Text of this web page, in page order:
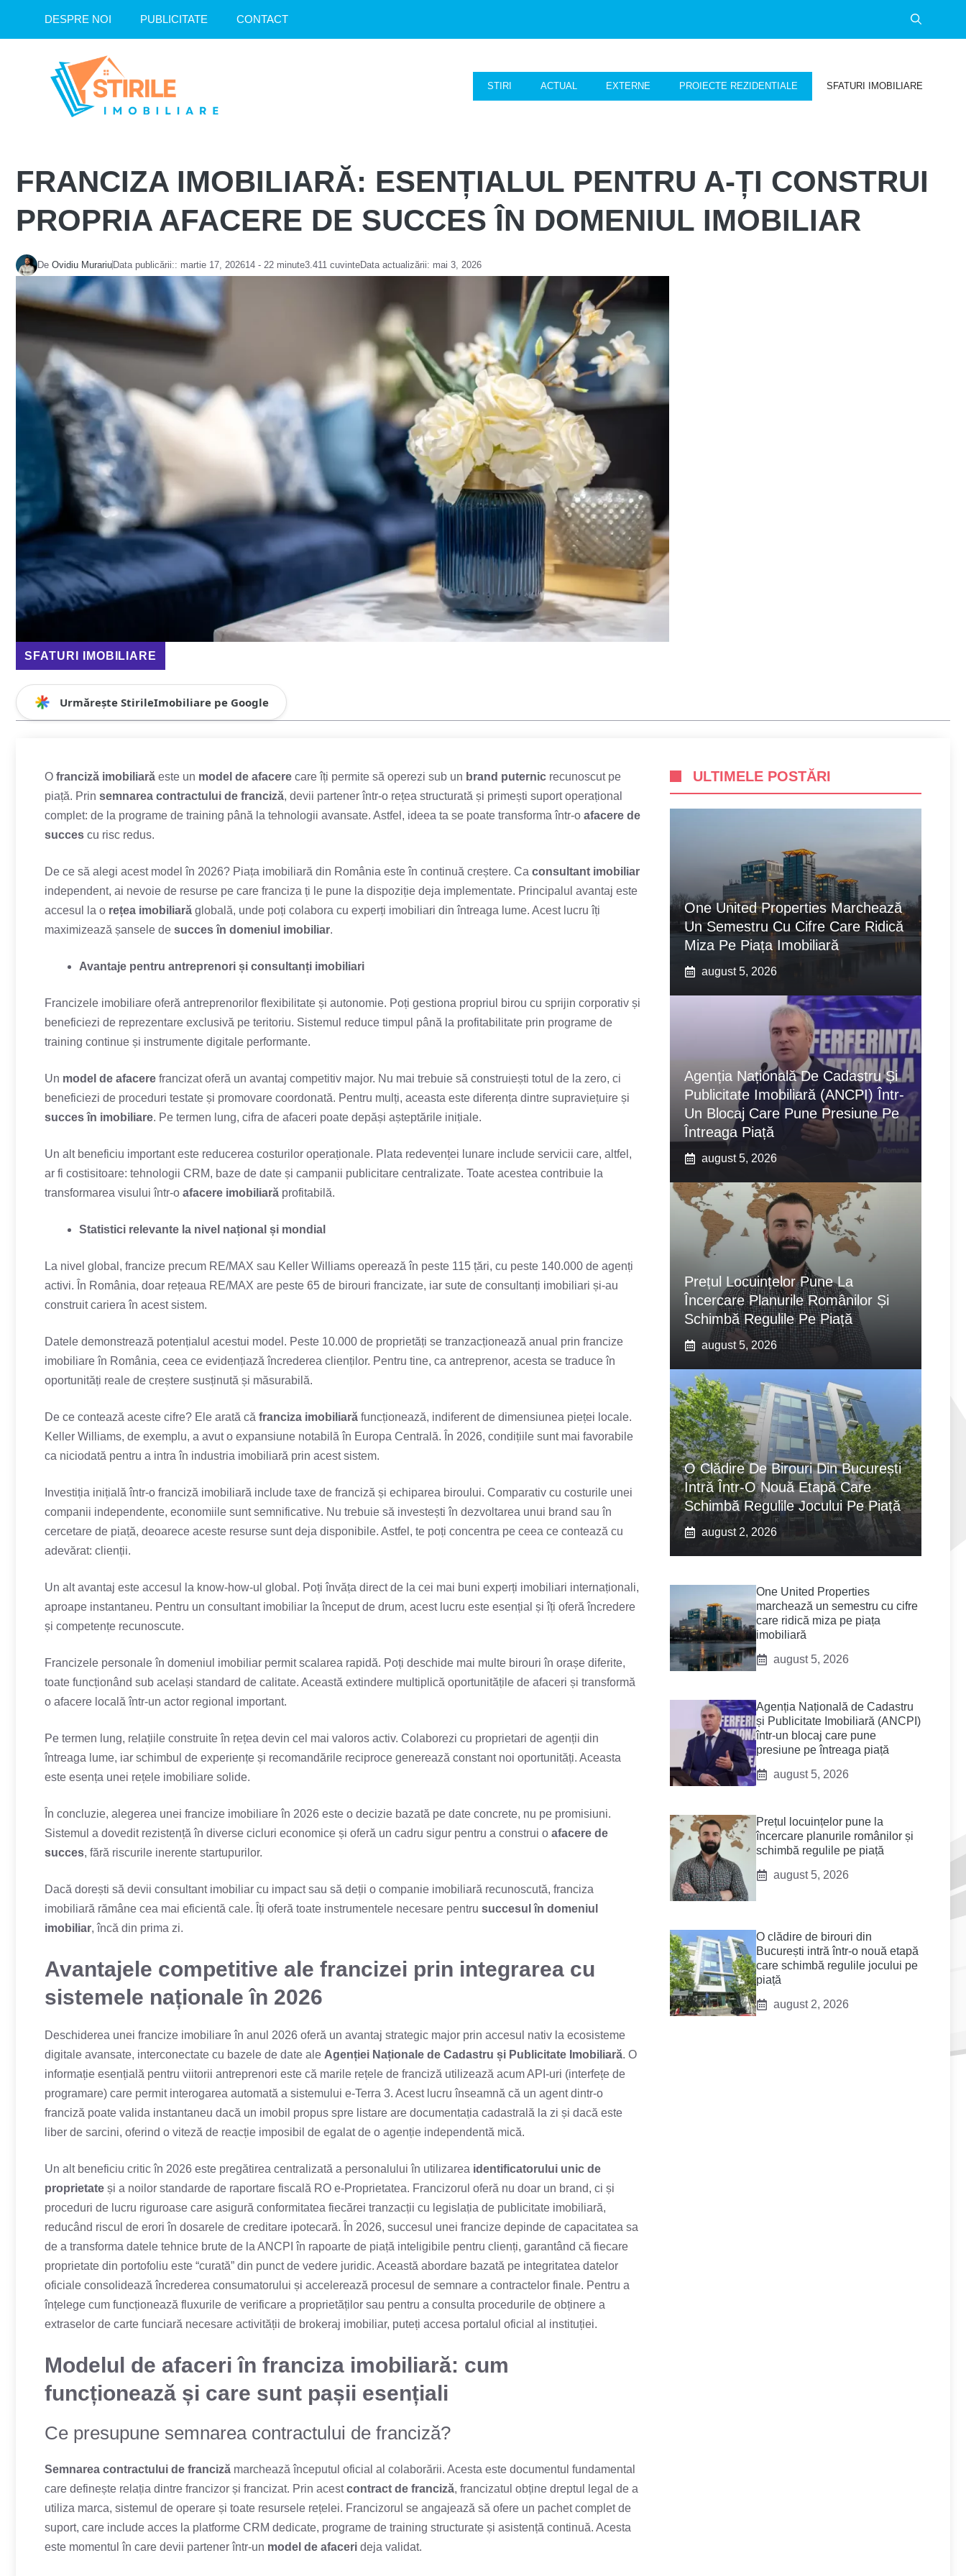
DESPRE NOI PUBLICITATE CONTACT
STIRI ACTUAL EXTERNE PROIECTE REZIDENTIALE SFATURI IMOBILIARE
FRANCIZA IMOBILIARĂ: ESENȚIALUL PENTRU A-ȚI CONSTRUI
PROPRIA AFACERE DE SUCCES ÎN DOMENIUL IMOBILIAR
De Ovidiu Murariu Data publicării:: martie 17, 202614 - 22 minute3.411 cuvinteData actualizării: mai 3, 2026
SFATURI IMOBILIARE
Urmărește StirileImobiliare pe Google
O franciză imobiliară este un model de afacere care îți permite să operezi sub un brand puternic recunoscut pe
piață. Prin semnarea contractului de franciză, devii partener într-o rețea structurată și primești suport operațional
complet: de la programe de training până la tehnologii avansate. Astfel, ideea ta se poate transforma într-o afacere de
succes cu risc redus.
De ce să alegi acest model în 2026? Piața imobiliară din România este în continuă creștere. Ca consultant imobiliar
independent, ai nevoie de resurse pe care franciza ți le pune la dispoziție deja implementate. Principalul avantaj este
accesul la o rețea imobiliară globală, unde poți colabora cu experți imobiliari din întreaga lume. Acest lucru îți
maximizează șansele de succes în domeniul imobiliar.
Avantaje pentru antreprenori și consultanți imobiliari
Francizele imobiliare oferă antreprenorilor flexibilitate și autonomie. Poți gestiona propriul birou cu sprijin corporativ și
beneficiezi de reprezentare exclusivă pe teritoriu. Sistemul reduce timpul până la profitabilitate prin programe de
training continue și instrumente digitale performante.
Un model de afacere francizat oferă un avantaj competitiv major. Nu mai trebuie să construiești totul de la zero, ci
beneficiezi de proceduri testate și promovare coordonată. Pentru mulți, aceasta este diferența dintre supraviețuire și
succes în imobiliare. Pe termen lung, cifra de afaceri poate depăși așteptările inițiale.
Un alt beneficiu important este reducerea costurilor operaționale. Plata redevenței lunare include servicii care, altfel,
ar fi costisitoare: tehnologii CRM, baze de date și campanii publicitare centralizate. Toate acestea contribuie la
transformarea visului într-o afacere imobiliară profitabilă.
Statistici relevante la nivel național și mondial
La nivel global, francize precum RE/MAX sau Keller Williams operează în peste 115 țări, cu peste 140.000 de agenți
activi. În România, doar rețeaua RE/MAX are peste 65 de birouri francizate, iar sute de consultanți imobiliari și-au
construit cariera în acest sistem.
Datele demonstrează potențialul acestui model. Peste 10.000 de proprietăți se tranzacționează anual prin francize
imobiliare în România, ceea ce evidențiază încrederea clienților. Pentru tine, ca antreprenor, acesta se traduce în
oportunități reale de creștere susținută și măsurabilă.
De ce contează aceste cifre? Ele arată că franciza imobiliară funcționează, indiferent de dimensiunea pieței locale.
Keller Williams, de exemplu, a avut o expansiune notabilă în Europa Centrală. În 2026, condițiile sunt mai favorabile
ca niciodată pentru a intra în industria imobiliară prin acest sistem.
Investiția inițială într-o franciză imobiliară include taxe de franciză și echiparea biroului. Comparativ cu costurile unei
companii independente, economiile sunt semnificative. Nu trebuie să investești în dezvoltarea unui brand sau în
cercetare de piață, deoarece aceste resurse sunt deja disponibile. Astfel, te poți concentra pe ceea ce contează cu
adevărat: clienții.
Un alt avantaj este accesul la know-how-ul global. Poți învăța direct de la cei mai buni experți imobiliari internaționali,
aproape instantaneu. Pentru un consultant imobiliar la început de drum, acest lucru este esențial și îți oferă încredere
și competențe recunoscute.
Francizele personale în domeniul imobiliar permit scalarea rapidă. Poți deschide mai multe birouri în orașe diferite,
toate funcționând sub același standard de calitate. Această extindere multiplică oportunitățile de afaceri și transformă
o afacere locală într-un actor regional important.
Pe termen lung, relațiile construite în rețea devin cel mai valoros activ. Colaborezi cu proprietari de agenții din
întreaga lume, iar schimbul de experiențe și recomandările reciproce generează constant noi oportunități. Aceasta
este esența unei rețele imobiliare solide.
În concluzie, alegerea unei francize imobiliare în 2026 este o decizie bazată pe date concrete, nu pe promisiuni.
Sistemul a dovedit rezistență în diverse cicluri economice și oferă un cadru sigur pentru a construi o afacere de
succes, fără riscurile inerente startupurilor.
Dacă dorești să devii consultant imobiliar cu impact sau să deții o companie imobiliară recunoscută, franciza
imobiliară rămâne cea mai eficientă cale. Îți oferă toate instrumentele necesare pentru succesul în domeniul
imobiliar, încă din prima zi.
Avantajele competitive ale francizei prin integrarea cu
sistemele naționale în 2026
Deschiderea unei francize imobiliare în anul 2026 oferă un avantaj strategic major prin accesul nativ la ecosisteme
digitale avansate, interconectate cu bazele de date ale Agenției Naționale de Cadastru și Publicitate Imobiliară. O
informație esențială pentru viitorii antreprenori este că marile rețele de franciză utilizează acum API-uri (interfețe de
programare) care permit interogarea automată a sistemului e-Terra 3. Acest lucru înseamnă că un agent dintr-o
franciză poate valida instantaneu dacă un imobil propus spre listare are documentația cadastrală la zi și dacă este
liber de sarcini, oferind o viteză de reacție imposibil de egalat de o agenție independentă mică.
Un alt beneficiu critic în 2026 este pregătirea centralizată a personalului în utilizarea identificatorului unic de
proprietate și a noilor standarde de raportare fiscală RO e-Proprietatea. Francizorul oferă nu doar un brand, ci și
proceduri de lucru riguroase care asigură conformitatea fiecărei tranzacții cu legislația de publicitate imobiliară,
reducând riscul de erori în dosarele de creditare ipotecară. În 2026, succesul unei francize depinde de capacitatea sa
de a transforma datele tehnice brute de la ANCPI în rapoarte de piață inteligibile pentru clienți, garantând că fiecare
proprietate din portofoliu este “curată” din punct de vedere juridic. Această abordare bazată pe integritatea datelor
oficiale consolidează încrederea consumatorului și accelerează procesul de semnare a contractelor finale. Pentru a
înțelege cum funcționează fluxurile de verificare a proprietăților sau pentru a consulta procedurile de obținere a
extraselor de carte funciară necesare activității de brokeraj imobiliar, puteți accesa portalul oficial al instituției.
Modelul de afaceri în franciza imobiliară: cum
funcționează și care sunt pașii esențiali
Ce presupune semnarea contractului de franciză?
Semnarea contractului de franciză marchează începutul oficial al colaborării. Acesta este documentul fundamental
care definește relația dintre francizor și francizat. Prin acestcontract de franciză, francizatul obține dreptul legal de a
utiliza marca, sistemul de operare și toate resursele rețelei. Francizorul se angajează să ofere un pachet complet de
suport, care include acces la platforme CRM dedicate, programe de training structurate și asistență continuă. Acesta
este momentul în care devii partener într-un model de afaceri deja validat.
ULTIMELE POSTĂRI
One United Properties Marchează
Un Semestru Cu Cifre Care Ridică
Miza Pe Piața Imobiliară
august 5, 2026
Agenția Națională De Cadastru Și
Publicitate Imobiliară (ANCPI) Într-
Un Blocaj Care Pune Presiune Pe
Întreaga Piață
august 5, 2026
Prețul Locuințelor Pune La
Încercare Planurile Românilor Și
Schimbă Regulile Pe Piață
august 5, 2026
O Clădire De Birouri Din București
Intră Într-O Nouă Etapă Care
Schimbă Regulile Jocului Pe Piață
august 2, 2026
One United Properties
marchează un semestru cu cifre
care ridică miza pe piața
imobiliară
august 5, 2026
Agenția Națională de Cadastru
și Publicitate Imobiliară (ANCPI)
într-un blocaj care pune
presiune pe întreaga piață
august 5, 2026
Prețul locuințelor pune la
încercare planurile românilor și
schimbă regulile pe piață
august 5, 2026
O clădire de birouri din
București intră într-o nouă etapă
care schimbă regulile jocului pe
piață
august 2, 2026